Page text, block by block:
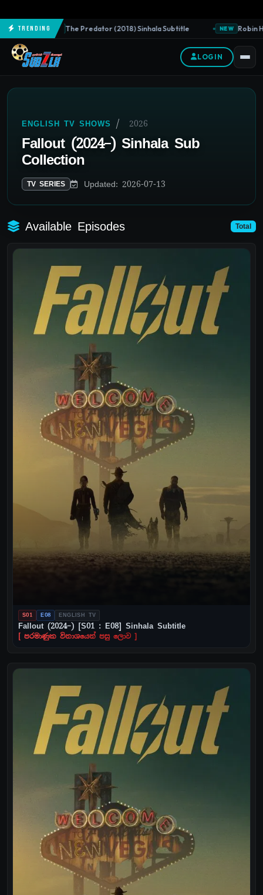
Trending
NEW The Predator (2018) Sinhala Subtitle NEW Robin
LOGIN
ENGLISH TV SHOWS / 2026
Fallout (2024–) Sinhala Sub
Collection
TV SERIES Updated: 2026-07-13
Available Episodes Total
S01 E08 ENGLISH TV
Fallout (2024–) [S01 : E08] Sinhala Subtitle
[ පරමාණුක විනාශයෙන් පසු ලොව ]